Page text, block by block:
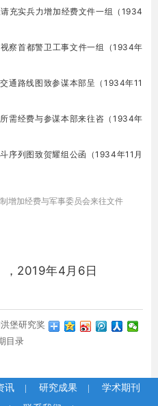
充实兵力增加经费文件一组（ 1934
察首都警卫工事文件一组（1934年
通路线图致参谋本部呈（1934年11
需经费与参谋本部来往咨（1934年
序列图致贺耀组公函（1934年11 月
增加经费与军事委员会来往文件
，2019年4月6日
堡研究奖
目录
讯 | 研究成果 |
学术期刊